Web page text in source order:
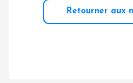
Retourner aux